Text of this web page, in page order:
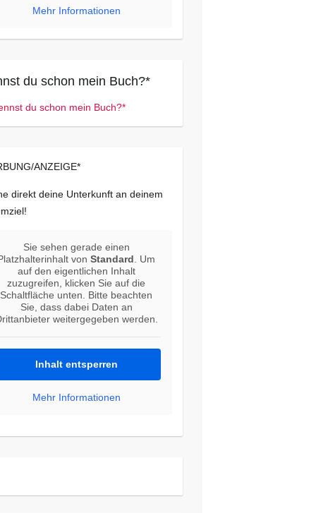
Mehr Informationen
du schon mein Buch?*
ANZEIGE*
direkt deine Unterkunft an deinem
Sie sehen gerade einen
vonStandard . Um
auf den eigentlichen Inhalt
zuzugreifen, klicken Sie auf die
Schaltfläche unten. Bitte beachten
Sie, dass dabei Daten an
weitergegeben werden.
Inhalt entsperren
Mehr Informationen